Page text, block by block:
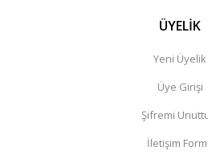
ÜYELİK
Yeni Üyelik
Üye Girişi
Şifremi
İletişim